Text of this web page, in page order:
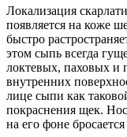
Локализация
появляется на коже
быстро
этом сыпь всегда
локтевых, паховых и
внутренних
лице сыпи как
покраснения щек.
на его фоне